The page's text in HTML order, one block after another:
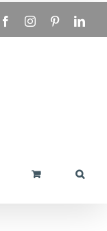
FacebookInstagramPinterest